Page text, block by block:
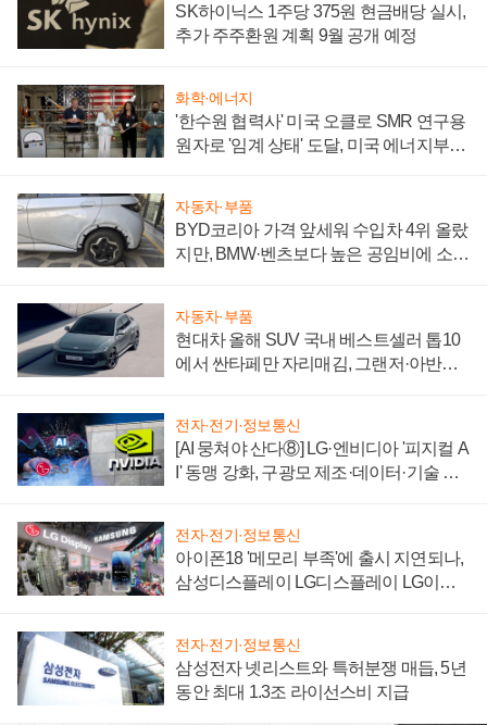
SK하이닉스 1주당 375원 현금배당 실시,
추가 주주환원 계획 9월 공개 예정
화학·에너지
'한수원 협력사' 미국 오클로 SMR 연구용
원자로 '임계 상태' 도달, 미국 에너지부
자동차·부품
BYD코리아 가격 앞세워 수입차 4위 올랐
지만, BMW·벤츠보다 높은 공임비에 소비
자동차·부품
현대차 올해 SUV 국내 베스트셀러 톱10
에서 싼타페만 자리매김, 그랜저·아반떼
전자·전기·정보통신
[AI 뭉쳐야 산다⑧] LG·엔비디아 '피지컬 A
I' 동맹 강화, 구광모 제조·데이터·기술 결
전자·전기·정보통신
아이폰18 '메모리 부족'에 출시 지연되나,
삼성디스플레이 LG디스플레이 LG이노
전자·전기·정보통신
삼성전자 넷리스트와 특허분쟁 매듭, 5년
동안 최대 1.3조 라이선스비 지급